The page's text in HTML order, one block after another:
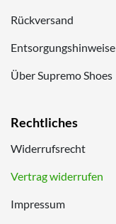
Rückversand
Entsorgungshinweise
Über Supremo Shoes
Rechtliches
Widerrufsrecht
Vertrag widerrufen
Impressum